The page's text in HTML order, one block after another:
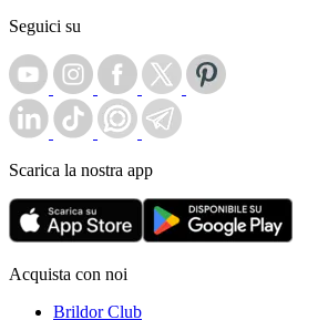
Seguici su
Scarica la nostra app
Acquista con noi
Brildor Club